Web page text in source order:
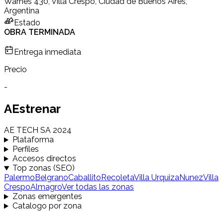
Argentina
Estado
OBRA TERMINADA
Entrega inmediata
Precio
-
AEstrenar
AE TECH SA 2024
Plataforma
Perfiles
Accesos directos
Top zonas (SEO)
Palermo BelgranoCaballito RecoletaVilla UrquizaNunezVilla
CrespoAlmagroVer todas las zonas
Zonas emergentes
Catalogo por zona